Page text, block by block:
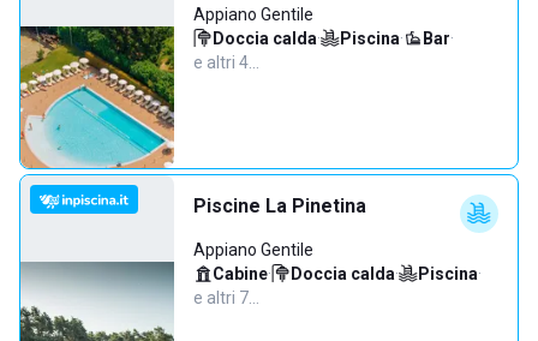
Appiano Gentile
Doccia calda· Piscina· Bar·
e altri 4…
Piscine La Pinetina
Appiano Gentile
Cabine· Doccia calda· Piscina·
e altri 7…